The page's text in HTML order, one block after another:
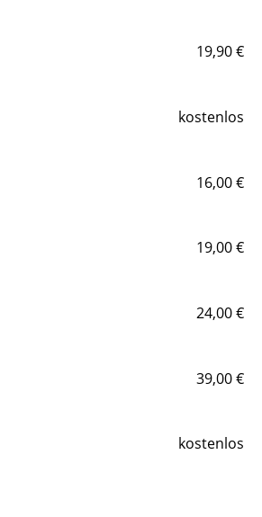
19,90 €
kostenlos
16,00 €
19,00 €
24,00 €
39,00 €
kostenlos